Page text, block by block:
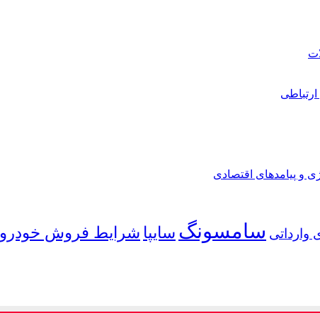
و پیامدهای اقتصادی
وارداتی سامسونگ سایپا شرایط فروش خودرو